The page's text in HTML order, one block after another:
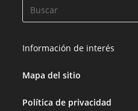
Información de interés
Mapa del sitio
Política de privacidad